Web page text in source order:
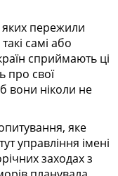
пережили
самі або
сприймають ці
про свої
вони ніколи не
яке
управління імені
заходах з